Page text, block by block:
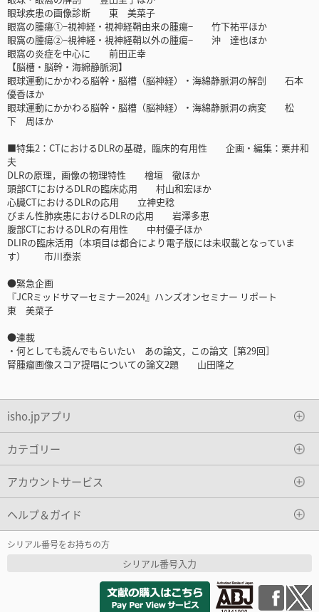
眼球疾患の画像診断 東 美菜子
眼窩の腫瘍①−視神経・視神経鞘由来の腫瘍− 竹下祐平ほか
眼窩の腫瘍②−視神経・視神経鞘以外の腫瘍− 沖 達也ほか
眼窩の炎症を中心に 前田正幸
【脳槽・脳幹・海綿静脈洞】
眼球運動にかかわる脳幹・脳槽（脳神経）・海綿静脈洞の解剖 石本
優香ほか
眼球運動にかかわる脳幹・脳槽（脳神経）・海綿静脈洞の病変 松
下 周ほか
■特集2：CTにおけるDLRの基礎，臨床的有用性 企画・編集：粟井和
夫
DLRの原理，画像の物理特性 檜垣 徹ほか
頭部CTにおけるDLRの臨床応用 村山和宏ほか
心臓CTにおけるDLRの応用 立神史稔
びまん性肺疾患におけるDLRの応用 岩澤多恵
腹部CTにおけるDLRの有用性 中村優子ほか
DLIRの臨床活用（本項目は都合により電子版には未収載となっていま
す） 市川泰崇
●緊急企画
『JCRミッドサマーセミナー2024』ハンズオンセミナー リポート
東 美菜子
●連載
・何としても読んでもらいたい あの論文，この論文［第29回］
腎腫瘤画像スコア提唱についての論文2題 山田隆之
isho.jpアプリ
カテゴリー
アカウントサービス
ヘルプ＆ガイド
シリアル番号をお持ちの方
シリアル番号入力